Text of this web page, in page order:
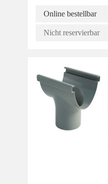
Online bestellbar
Nicht reservierbar